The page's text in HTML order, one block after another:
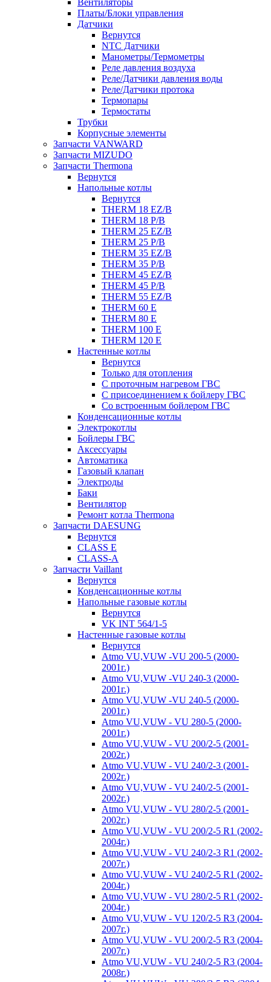
Вентиляторы
Платы/Блоки управления
Датчики
Вернутся
NTC Датчики
Манометры/Термометры
Реле давления воздуха
Реле/Датчики давления воды
Реле/Датчики протока
Термопары
Термостаты
Трубки
Корпусные элементы
Запчасти VANWARD
Запчасти MIZUDO
Запчасти Thermona
Вернутся
Напольные котлы
Вернутся
THERM 18 EZ/B
THERM 18 P/B
THERM 25 EZ/B
THERM 25 P/B
THERM 35 EZ/B
THERM 35 P/B
THERM 45 EZ/B
THERM 45 P/B
THERM 55 EZ/B
THERM 60 E
THERM 80 E
THERM 100 E
THERM 120 E
Настенные котлы
Вернутся
Только для отопления
С проточным нагревом ГВС
С присоединением к бойлеру ГВС
Со встроенным бойлером ГВС
Конденсационные котлы
Электрокотлы
Бойлеры ГВС
Аксессуары
Автоматика
Газовый клапан
Электроды
Баки
Вентилятор
Ремонт котла Thermona
Запчасти DAESUNG
Вернутся
CLASS E
CLASS-A
Запчасти Vaillant
Вернутся
Конденсационные котлы
Напольные газовые котлы
Вернутся
VK INT 564/1-5
Настенные газовые котлы
Вернутся
Atmo VU,VUW -VU 200-5 (2000-
2001г.)
Atmo VU,VUW -VU 240-3 (2000-
2001г.)
Atmo VU,VUW -VU 240-5 (2000-
2001г.)
Atmo VU,VUW - VU 280-5 (2000-
2001г.)
Atmo VU,VUW - VU 200/2-5 (2001-
2002г.)
Atmo VU,VUW - VU 240/2-3 (2001-
2002г.)
Atmo VU,VUW - VU 240/2-5 (2001-
2002г.)
Atmo VU,VUW - VU 280/2-5 (2001-
2002г.)
Atmo VU,VUW - VU 200/2-5 R1 (2002-
2004г.)
Atmo VU,VUW - VU 240/2-3 R1 (2002-
2007г.)
Atmo VU,VUW - VU 240/2-5 R1 (2002-
2004г.)
Atmo VU,VUW - VU 280/2-5 R1 (2002-
2004г.)
Atmo VU,VUW - VU 120/2-5 R3 (2004-
2007г.)
Atmo VU,VUW - VU 200/2-5 R3 (2004-
2007г.)
Atmo VU,VUW - VU 240/2-5 R3 (2004-
2008г.)